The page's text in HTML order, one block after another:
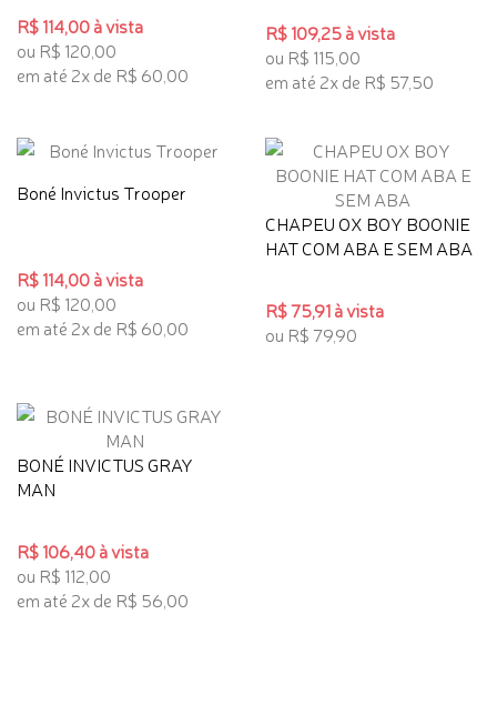
R$ 114,00 à vista
ou R$ 120,00
em até 2x de R$ 60,00
R$ 109,25 à vista
ou R$ 115,00
em até 2x de R$ 57,50
Boné Invictus Trooper
R$ 114,00 à vista
ou R$ 120,00
em até 2x de R$ 60,00
CHAPEU OX BOY BOONIE
HAT COM ABA E SEM ABA
R$ 75,91 à vista
ou R$ 79,90
BONÉ INVICTUS GRAY
MAN
R$ 106,40 à vista
ou R$ 112,00
em até 2x de R$ 56,00